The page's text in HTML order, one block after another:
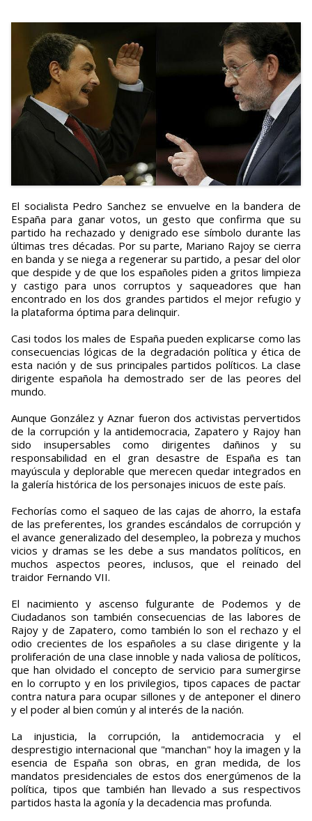
El socialista Pedro Sanchez se envuelve en la bandera de
España para ganar votos, un gesto que confirma que su
partido ha rechazado y denigrado ese símbolo durante las
últimas tres décadas. Por su parte, Mariano Rajoy se cierra
en banda y se niega a regenerar su partido, a pesar del olor
que despide y de que los españoles piden a gritos limpieza
y castigo para unos corruptos y saqueadores que han
encontrado en los dos grandes partidos el mejor refugio y
la plataforma óptima para delinquir.
Casi todos los males de España pueden explicarse como las
consecuencias lógicas de la degradación política y ética de
esta nación y de sus principales partidos políticos. La clase
dirigente española ha demostrado ser de las peores del
mundo.
Aunque González y Aznar fueron dos activistas pervertidos
de la corrupción y la antidemocracia, Zapatero y Rajoy han
sido insupersables como dirigentes dañinos y su
responsabilidad en el gran desastre de España es tan
mayúscula y deplorable que merecen quedar integrados en
la galería histórica de los personajes inicuos de este país.
Fechorías como el saqueo de las cajas de ahorro, la estafa
de las preferentes, los grandes escándalos de corrupción y
el avance generalizado del desempleo, la pobreza y muchos
vicios y dramas se les debe a sus mandatos políticos, en
muchos aspectos peores, inclusos, que el reinado del
traidor Fernando VII.
El nacimiento y ascenso fulgurante de Podemos y de
Ciudadanos son también consecuencias de las labores de
Rajoy y de Zapatero, como también lo son el rechazo y el
odio crecientes de los españoles a su clase dirigente y la
proliferación de una clase innoble y nada valiosa de políticos,
que han olvidado el concepto de servicio para sumergirse
en lo corrupto y en los privilegios, tipos capaces de pactar
contra natura para ocupar sillones y de anteponer el dinero
y el poder al bien común y al interés de la nación.
La injusticia, la corrupción, la antidemocracia y el
desprestigio internacional que "manchan" hoy la imagen y la
esencia de España son obras, en gran medida, de los
mandatos presidenciales de estos dos energúmenos de la
política, tipos que también han llevado a sus respectivos
partidos hasta la agonía y la decadencia mas profunda.